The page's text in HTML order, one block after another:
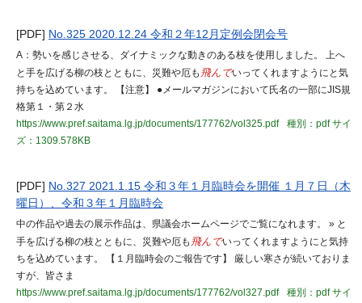
[PDF] No.325 2020.12.24 令和２年12月定例会閉会号
A：勢いを感じさせる、ダイナミックな動きのある枝を使用しました。 上へ
と手を広げる柳の枝とともに、災難や厄も 飛んでいってくれますようにと気
持ちを込めています。 【注意】 ●メールマガジンにおいて氏名の一部にJIS規
格第１・第２水
https://www.pref.saitama.lg.jp/documents/177762/vol325.pdf
種別：pdfサイ
ズ：1309.578KB
[PDF] No.327 2021.1.15 令和３年１月臨時会を開催 １月７日（木
曜日）、令和３年１月臨時会
中の作品や過去の展示作品は、県議会ホームページでご覧になれます。 » と
手を広げる柳の枝とともに、災難や厄も 飛んでいってくれますようにと気持
ちを込めています。 【１月臨時会のご報告です】 厳しい寒さが続いておりま
すが、皆さま
https://www.pref.saitama.lg.jp/documents/177762/vol327.pdf
種別：pdfサイ